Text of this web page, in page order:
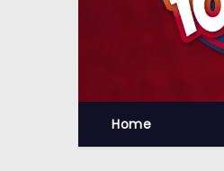
Home